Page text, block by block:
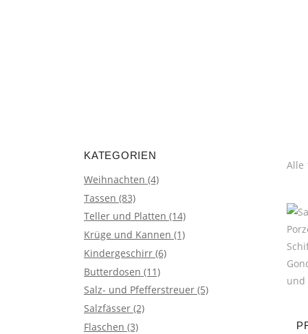
Alle
KATEGORIEN
Weihnachten (4)
Tassen (83)
Teller und Platten (14)
Krüge und Kannen (1)
Kindergeschirr (6)
Butterdosen (11)
Salz- und Pfefferstreuer (5)
Salzfässer (2)
Flaschen (3)